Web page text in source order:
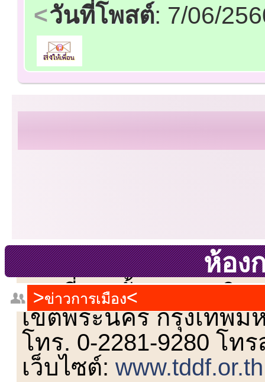
วันที่โพสต์: 7/06/
ห้อง
ข่าวการเมือง
เลขที่ 23 ชั้น 2 ถนนวิ
เขตพระนคร กรุงเทพม
โทร. 0-2281-9280 โท
เว็บไซต์:www.tddf.or.th